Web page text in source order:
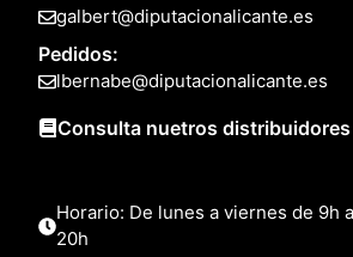
galbert@diputacionalicante.es
Pedidos:
lbernabe@diputacionalicante.es
Consulta nuetros distribuidores
Horario: De lunes a viernes de 9h
20h